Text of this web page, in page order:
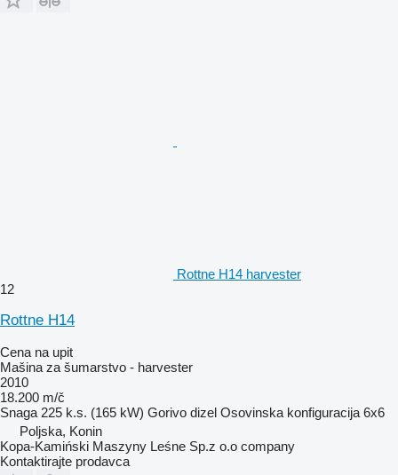
Rottne H14 harvester
12
Rottne H14
Cena na upit
Mašina za šumarstvo - harvester
2010
18.200 m/č
Snaga 225 k.s. (165 kW) Gorivo dizel Osovinska konfiguracija 6x6
Poljska, Konin
Kopa-Kamiński Maszyny Leśne Sp.z o.o company
Kontaktirajte prodavca